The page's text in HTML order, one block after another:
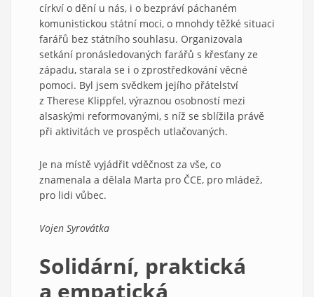
církví o dění u nás, i o bezpráví páchaném
komunistickou státní moci, o mnohdy těžké situaci
farářů bez státního souhlasu. Organizovala
setkání pronásledovaných farářů s křesťany ze
západu, starala se i o zprostředkování věcné
pomoci. Byl jsem svědkem jejího přátelství
z Therese Klippfel, výraznou osobností mezi
alsaskými reformovanými, s níž se sblížila právě
při aktivitách ve prospěch utlačovaných.
Je na místě vyjádřit vděčnost za vše, co
znamenala a dělala Marta pro ČCE, pro mládež,
pro lidi vůbec.
Vojen Syrovátka
Solidární, praktická
a empatická